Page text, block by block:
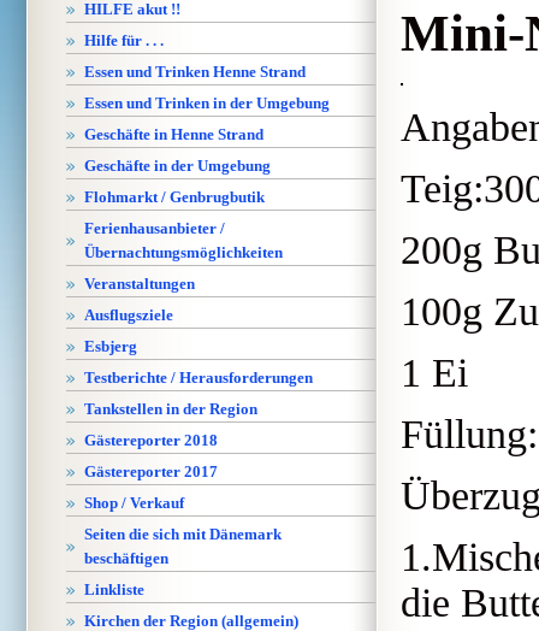
HILFE akut !!
Hilfe für . . .
Essen und Trinken Henne Strand
Essen und Trinken in der Umgebung
Geschäfte in Henne Strand
Geschäfte in der Umgebung
Flohmarkt / Genbrugbutik
Ferienhausanbieter /
Übernachtungsmöglichkeiten
Veranstaltungen
Ausflugsziele
Esbjerg
Testberichte / Herausforderungen
Tankstellen in der Region
Gästereporter 2018
Gästereporter 2017
Shop / Verkauf
Seiten die sich mit Dänemark
beschäftigen
Linkliste
Kirchen der Region (allgemein)
Mini-
200g
100g
1 Ei
die